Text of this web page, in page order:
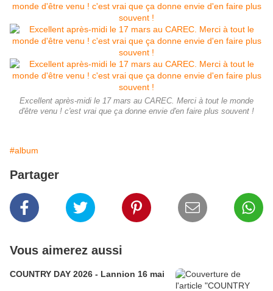
Excellent après-midi le 17 mars au CAREC. Merci à tout le monde
d'être venu ! c'est vrai que ça donne envie d'en faire plus souvent !
#album
Partager
Vous aimerez aussi
COUNTRY DAY 2026 - Lannion 16 mai